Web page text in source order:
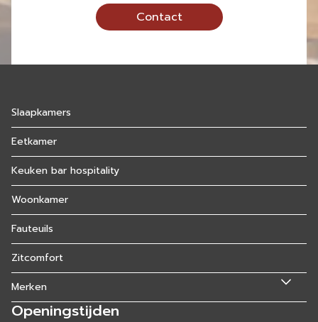
Contact
Slaapkamers
Eetkamer
Keuken bar hospitality
Woonkamer
Fauteuils
Zitcomfort
Merken
Openingstijden